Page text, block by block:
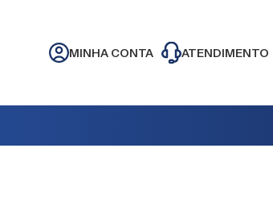
MINHA CONTA ATENDIMENTO